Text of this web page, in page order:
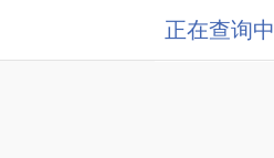
正在查询中